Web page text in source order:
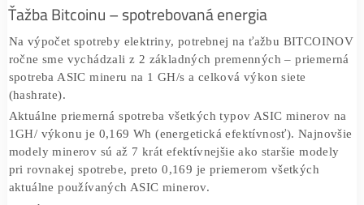
Podĺa Climatestate je spotreba všetkých pobočiek a
spolu na úrovni 58 TW ročne.
Servery, kde sú uložené všetky dáta klientov a bánk
ďalších 30 TW ročne.
Celková spotreba energie bankového sektoru ročne:
Ťažba Bitcoinu – spotrebovaná energia
Na výpočet spotreby elektriny, potrebnej na ťažbu